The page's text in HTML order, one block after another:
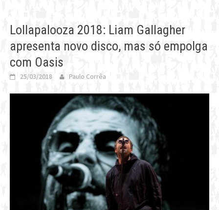
Lollapalooza 2018: Liam Gallagher
apresenta novo disco, mas só empolga
com Oasis
25/03/2018 Paulo Corrêa